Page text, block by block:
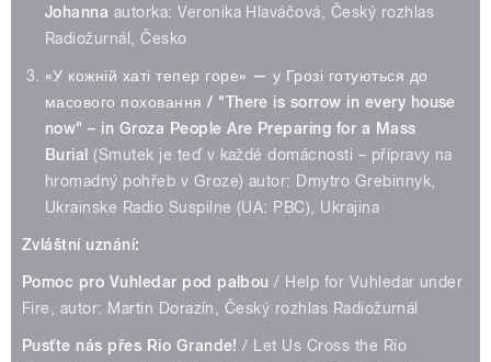
Johanna autorka: Veronika Hlaváčová, Český rozhlas
Radiožurnál, Česko
«У кожній хаті тепер горе» — у Грозі готуються до
масового поховання / "There is sorrow in every house
now" – in Groza People Are Preparing for a Mass
Burial
(Smutek je teď v každé domácnosti – přípravy na
hromadný pohřeb v Groze) autor: Dmytro Grebinnyk,
Ukrainske Radio Suspilne (UA: PBC), Ukrajina
Zvláštní uznání:
Pomoc pro Vuhledar pod palbou/ Help for Vuhledar under
Fire, autor: Martin Dorazín, Český rozhlas Radiožurnál
Pusťte nás přes Rio Grande!/ Let Us Cross the Rio